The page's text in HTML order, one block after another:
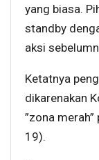
yang biasa.
standby
aksi
Ketatnya
dikarenakan
”zona
19).